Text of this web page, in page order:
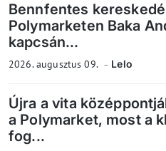
Bennfentes
Polymarketen Baka
kapcsán...
2026. augusztus 09. Lelo
Újra a vita
a Polymarket, most a
fog...